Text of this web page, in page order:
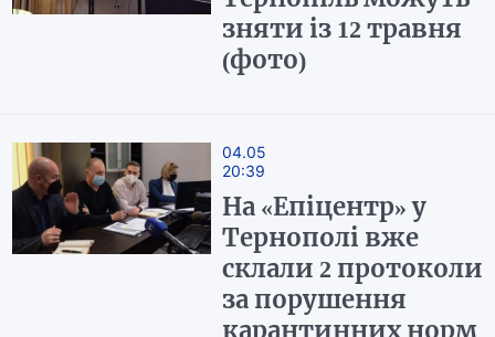
зняти із 12 травня
(фото)
04.05
20:39
На «Епіцентр» у
Тернополі вже
склали 2 протоколи
за порушення
карантинних норм